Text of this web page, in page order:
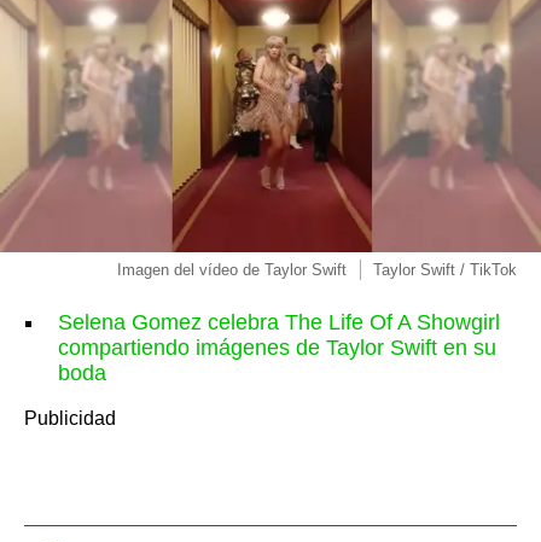
Imagen del vídeo de Taylor Swift Taylor Swift / TikTok
Selena Gomez celebra The Life Of A Showgirl
compartiendo imágenes de Taylor Swift en su
boda